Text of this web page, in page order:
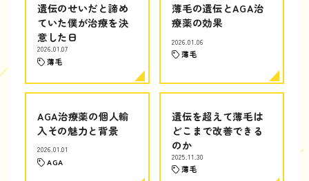
遺伝のせいだと諦め
ていた僕が治療を決
意した日
2026.01.07
薄毛
薄毛の遺伝とAGA治
療薬の効果
2026.01.06
薄毛
AGA治療薬の個人輸
入その魅力と背景
2026.01.01
AGA
遺伝を超えて薄毛は
どこまで改善できる
のか
2025.11.30
薄毛